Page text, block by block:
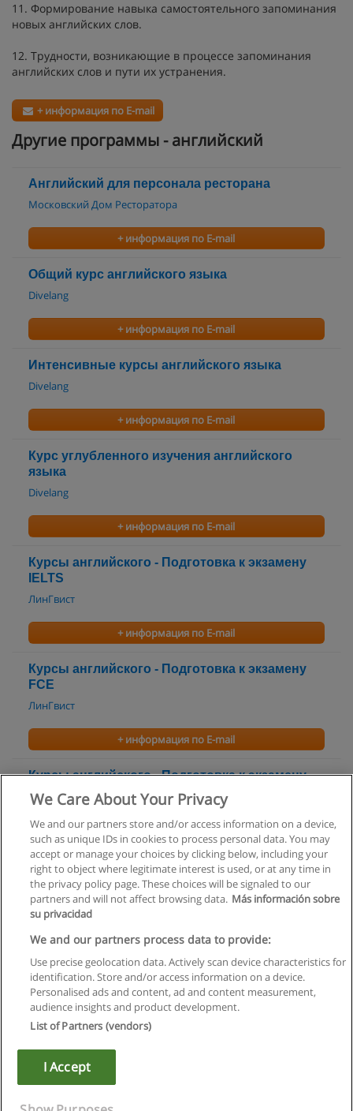
11. Формирование навыка самостоятельного запоминания
новых английских слов.
12. Трудности, возникающие в процессе запоминания
английских слов и пути их устранения.
+ информация по E-mail
Другие программы - английский
Английский для персонала ресторана
Московский Дом Ресторатора
+ информация по E-mail
Общий курс английского языка
Divelang
+ информация по E-mail
Интенсивные курсы английского языка
Divelang
+ информация по E-mail
Курс углубленного изучения английского
языка
Divelang
+ информация по E-mail
Курсы английского - Подготовка к экзамену
IELTS
ЛинГвист
+ информация по E-mail
Курсы английского - Подготовка к экзамену
FCE
ЛинГвист
+ информация по E-mail
Курсы английского - Подготовка к экзамену
CAE
+ информация по E-mail
Правила пользования
Конфиденциальность информации
Напишите Educaedu
Copyright © Educaedu Business S.L. - CIF : B-95610580: -
We Care About Your Privacy
We and our partners store and/or access information on a device,
such as unique IDs in cookies to process personal data. You may
accept or manage your choices by clicking below, including your
right to object where legitimate interest is used, or at any time in
the privacy policy page. These choices will be signaled to our
partners and will not affect browsing data. Más información sobre
su privacidad
We and our partners process data to provide:
Use precise geolocation data. Actively scan device characteristics for
identification. Store and/or access information on a device.
Personalised ads and content, ad and content measurement,
audience insights and product development.
List of Partners (vendors)
I Accept